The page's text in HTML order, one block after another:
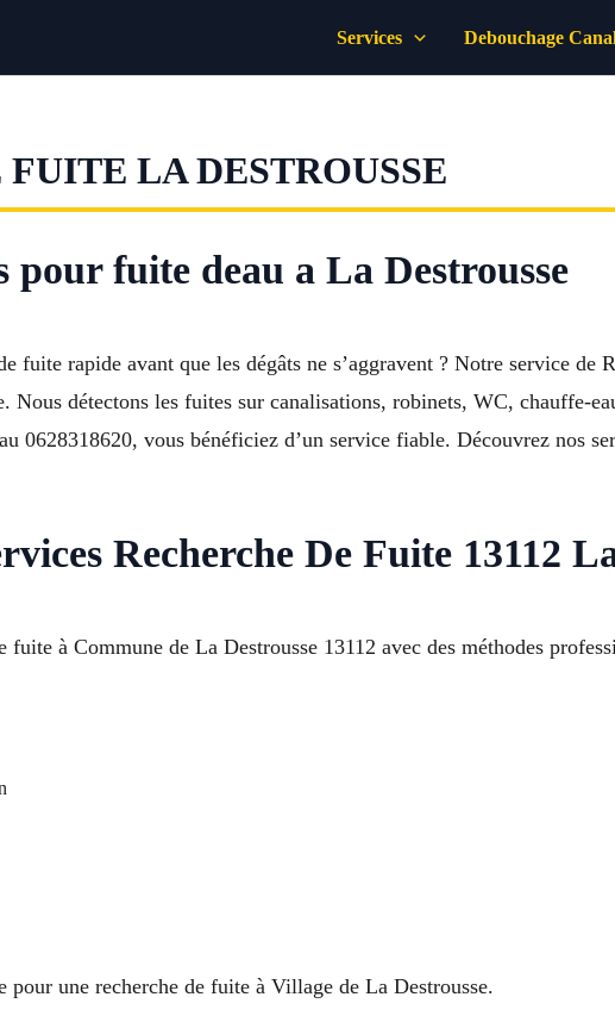
Services Debouchage
LA DESTROUSSE
pour fuite deau a La Destrousse
fuite rapide avant que les dégâts ne s’aggravent ? Notre service
Nous détectons les fuites sur canalisations, robinets, WC, chauffe-
0628318620, vous bénéficiez d’un service fiable. Découvrez nos
Recherche De Fuite 13112
fuite à Commune de La Destrousse 13112 avec des méthodes
une recherche de fuite à Village de La Destrousse.